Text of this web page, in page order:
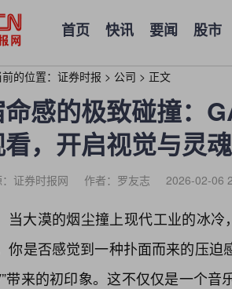
首页 快讯 要闻 股市
的位置： 证券时报 > 公司 > 正文
感的极致碰撞：
，开启视觉与灵
证券时报网 作者：罗友志 2026-02-06
当大漠的烟尘撞上现代工业的冰
你是否感觉到一种扑面而来的压迫
带来的初印象。这不仅仅是一个